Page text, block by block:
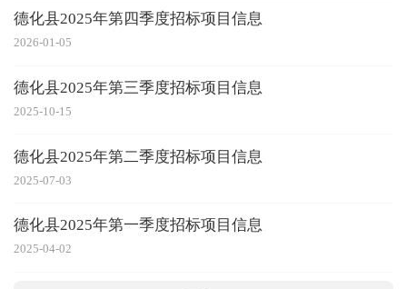
德化县2025年第四季度招标项目信息
2026-01-05
德化县2025年第三季度招标项目信息
2025-10-15
德化县2025年第二季度招标项目信息
2025-07-03
德化县2025年第一季度招标项目信息
2025-04-02